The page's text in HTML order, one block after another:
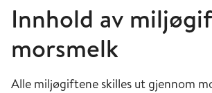
Innhold av
morsmelk
Alle miljøgiftene skilles ut gjennom